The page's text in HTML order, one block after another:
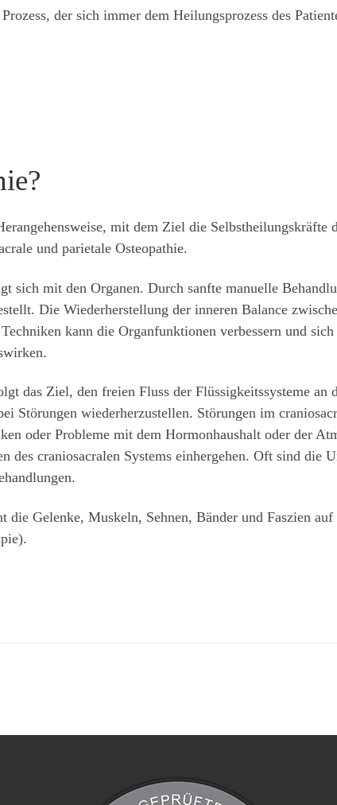
der sich immer dem Heilungsprozess des
mit dem Ziel die Selbstheilungskräfte
und parietale Osteopathie.
sich mit den Organen. Durch sanfte manuelle
Die Wiederherstellung der inneren Balance
kann die Organfunktionen verbessern und
das Ziel, den freien Fluss der Flüssigkeitssysteme
Störungen wiederherzustellen. Störungen im
oder Probleme mit dem Hormonhaushalt oder der
des craniosacralen Systems einhergehen. Oft sind die
die Gelenke, Muskeln, Sehnen, Bänder und Faszien